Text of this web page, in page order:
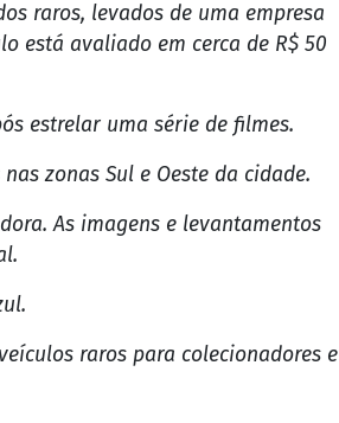
raros, levados de uma empresa
está avaliado em cerca de R$ 50
estrelar uma série de filmes.
zonas Sul e Oeste da cidade.
As imagens e levantamentos
raros para colecionadores e